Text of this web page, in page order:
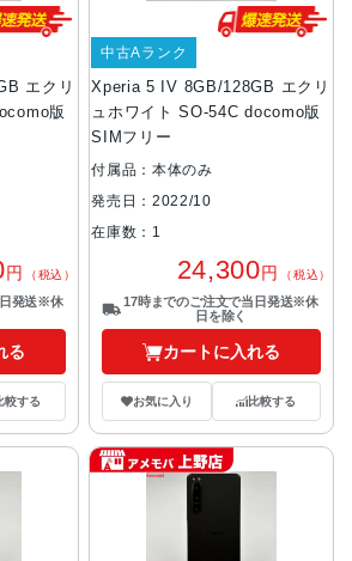
エクリ
版
円 （税込）
発送※休
る
較する
Xperia 5 IV 8GB/128GB エクリ
ュホワイト SO-54C docomo版
SIMフリー
中古Aランク
付属品：本体のみ
発売日：2022/10
在庫数：1
24,300円 （税込）
17時までのご注文で当日発送※休
日を除く
カートに入れる
お気に入り 比較する